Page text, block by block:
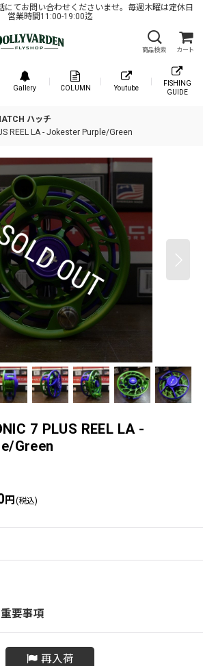
にてお問い合わせくださいませ。毎週木曜は定休日
営業時間11:00-19:00迄
商品検索 カート
Gallery COLUMN Youtube
FISHING
GUIDE
ハッチ
REEL LA - Jokester Purple/Green
7 PLUS REEL LA -
Green
円 (税込)
要事項
再入荷